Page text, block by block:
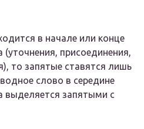
в начале или конце
присоединения,
то запятые ставятся лишь
слово в середине
выделяется запятыми с